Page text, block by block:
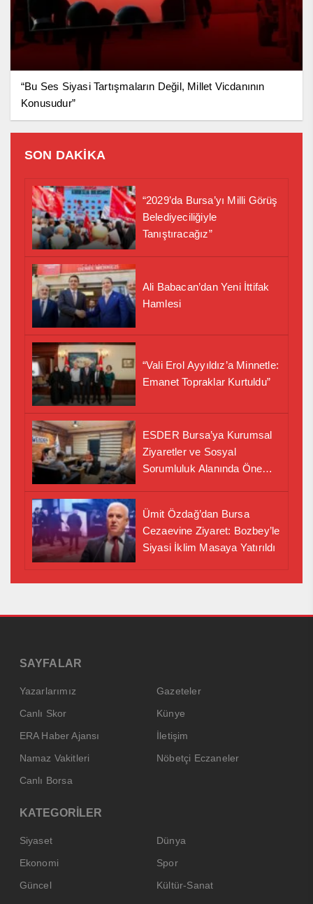
“Bu Ses Siyasi Tartışmaların Değil, Millet Vicdanının
Konusudur”
SON DAKİKA
“2029’da Bursa’yı Milli Görüş
Belediyeciliğiyle
Tanıştıracağız”
Ali Babacan’dan Yeni İttifak
Hamlesi
“Vali Erol Ayyıldız’a Minnetle:
Emanet Topraklar Kurtuldu”
ESDER Bursa’ya Kurumsal
Ziyaretler ve Sosyal
Sorumluluk Alanında Önemli
Ümit Özdağ’dan Bursa
Cezaevine Ziyaret: Bozbey’le
Siyasi İklim Masaya Yatırıldı
SAYFALAR
Yazarlarımız
Gazeteler
Canlı Skor
Künye
ERA Haber Ajansı
İletişim
Namaz Vakitleri
Nöbetçi Eczaneler
Canlı Borsa
KATEGORİLER
Siyaset
Dünya
Ekonomi
Spor
Güncel
Kültür-Sanat